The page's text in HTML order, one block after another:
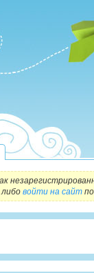
либо войти на сайт